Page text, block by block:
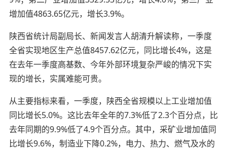
增加值4863.65亿元，增长3.9%。
陕西省统计局副局长、新闻发言人胡清升解读称，一季度
全省实现地区生产总值8457.62亿元，同比增长4%，这是
在去年一季度高基数、今年外部环境复杂严峻的情况下实
现的增长，实属难能可贵。
从主要指标来看，一季度，陕西全省规模以上工业增加值
同比增长5.0%。这比去年全年的7.3%低了2.3个百分点，比
去年同期的9.9%低了4.9个百分点。其中，采矿业增加值同
比增长9.6%，制造业下降0.2%，电力、热力、燃气及水的